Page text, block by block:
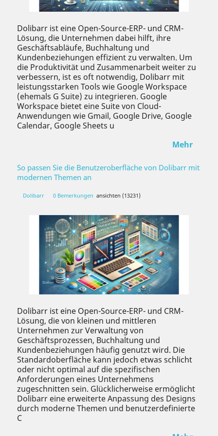
Dolibarr ist eine Open-Source-ERP- und CRM-
Lösung, die Unternehmen dabei hilft, ihre
Geschäftsabläufe, Buchhaltung und
Kundenbeziehungen effizient zu verwalten. Um
die Produktivität und Zusammenarbeit weiter zu
verbessern, ist es oft notwendig, Dolibarr mit
leistungsstarken Tools wie Google Workspace
(ehemals G Suite) zu integrieren. Google
Workspace bietet eine Suite von Cloud-
Anwendungen wie Gmail, Google Drive, Google
Calendar, Google Sheets u
Mehr
So passen Sie die Benutzeroberfläche von Dolibarr mit
modernen Themen an
Dolibarr 0 Bemerkungen ansichten (13231)
Dolibarr ist eine Open-Source-ERP- und CRM-
Lösung, die von kleinen und mittleren
Unternehmen zur Verwaltung von
Geschäftsprozessen, Buchhaltung und
Kundenbeziehungen häufig genutzt wird. Die
Standardoberfläche kann jedoch etwas schlicht
oder nicht optimal auf die spezifischen
Anforderungen eines Unternehmens
zugeschnitten sein. Glücklicherweise ermöglicht
Dolibarr eine erweiterte Anpassung des Designs
durch moderne Themen und benutzerdefinierte
C